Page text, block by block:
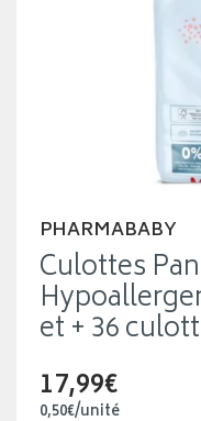
PHARMABABY
Culottes
et + 36
17,99€
0,50€/unité